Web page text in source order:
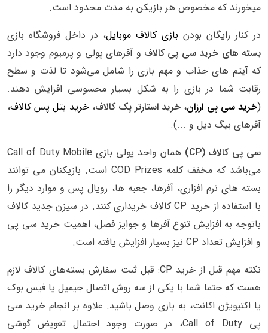
میخورند که مخصوص هر بازیکن به مدت محدود است.
در کنار رایگان بودن بازی کالاف موبایل، در داخل فروشگاه بازی
بسته های خرید سی پی کالاف و آفرهای پولی و پرمیوم وجود دارد
که آیتم های جذاب و مهم بازی را شامل می‌شود تا لذت و سطح
رقابت شما در بازی را به شکل بسیار محسوسی افزایش دهند.
(خرید سی پی ارزان، خرید استارتر پک کالاف،خرید بتل پس کالاف،
آفرهای بیگ دیل و ...).
سی پی کالاف (CP)
همان واحد پولی بازی Call of Duty Mobile
می‌باشد که مخفف کلمه COD Prizes است. بازیکنان می توانند
بسته های نرم افزاری، آفرها، جعبه ها، رویال پس و موارد دیگر را
با استفاده از
خرید CP کالاف خریداری کنند. در سیزن جدید کالاف
باتوجه به افزایش تنوع آفرها و جوایز فصل، اهمیت خرید سی پی
و افزایش تعداد CP نیز بسیار افزایش یافته است.
نکته مهم قبل از خرید CP: قبل ثبت سفارش بسته‌های کالاف لازم
هست که حتما شما با یکی از سه روش اتصال جیمیل یا فیس بوک
یا اکتیویژن اکانت، به بازی وصل باشید. علاوه بر انجام خرید سی
پی Call of Duty، در صورت وجود احتمال تعویض گوشی